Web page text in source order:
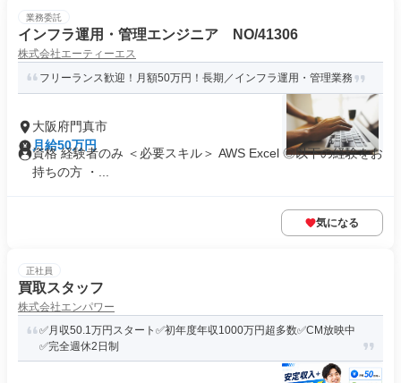
業務委託
インフラ運用・管理エンジニア NO/41306
株式会社エーティーエス
フリーランス歓迎！月額50万円！長期／インフラ運用・管理業務
大阪府門真市
月給50万円
資格 経験者のみ ＜必要スキル＞ AWS Excel ◎以下の経験をお
持ちの方 ・...
気になる
正社員
買取スタッフ
株式会社エンパワー
✅月収50.1万円スタート✅初年度年収1000万円超多数✅CM放映中
✅完全週休2日制